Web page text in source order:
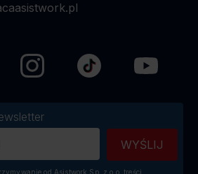
od Asistwork Sp. z o.o. treści